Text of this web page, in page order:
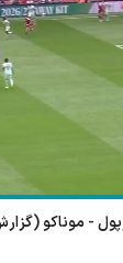
فوتبال رنجرز -